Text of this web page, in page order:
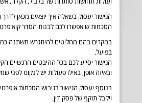
הגישור יעסוק בשאלה איך יוצאים מכאן
הסכמות שיאפשרו לכם לבנות הסדר
במקרים בהם מחליטים להיתגרש משתנה
בפועל.
הגישור יסייע לכם בכל ההיבטים
ובאיזה אופן, באילו פעולות יש לנקוט
בנוסף יעסוק הגישור בגיבוש הסכמות
ויקבל תוקף של פסק דין.